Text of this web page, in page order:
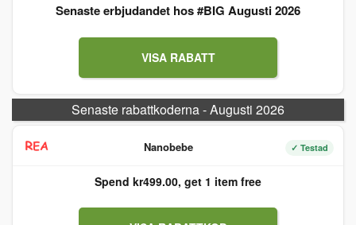
Senaste erbjudandet hos #BIG Augusti 2026
VISA RABATT
Senaste rabattkoderna - Augusti 2026
Nanobebe ✓ Testad
Spend kr499.00, get 1 item free